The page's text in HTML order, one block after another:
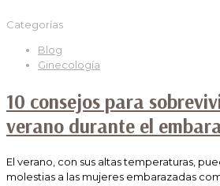
Categorías
Blog
Ginecología
10 consejos para
verano durante el
El verano, con sus altas temperaturas,
molestias a las mujeres embarazadas